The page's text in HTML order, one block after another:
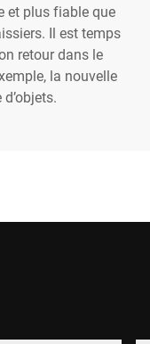
et plus fiable que
Il est temps
retour dans le
la nouvelle